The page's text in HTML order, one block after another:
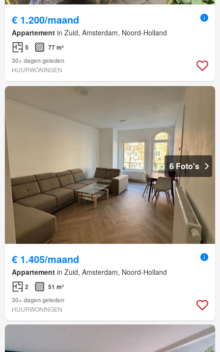
€ 1.200/maand
Appartement in Zuid, Amsterdam, Noord-Holland
5
77 m²
30+ dagen geleden
HUURWONINGEN
6 Foto's
€ 1.405/maand
Appartement in Zuid, Amsterdam, Noord-Holland
2
51 m²
30+ dagen geleden
HUURWONINGEN